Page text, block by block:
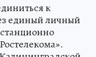
к
единый личный